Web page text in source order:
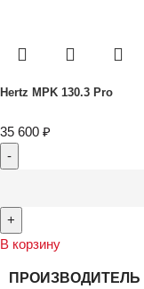
Hertz MPK 130.3 Pro
35 600 ₽
В корзину
ПРОИЗВОДИТЕЛЬ